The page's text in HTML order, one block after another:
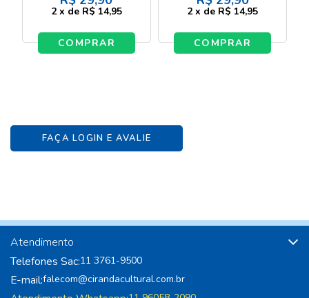
2 x de R$ 14,95
COMPRAR
2 x de R$ 14,95
COMPRAR
FAÇA LOGIN E AVALIE
Atendimento
Telefones Sac:11 3761-9500
E-mail:falecom@cirandacultural.com.br